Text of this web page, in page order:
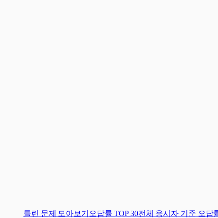
틀린 문제 모아보기 오답률 TOP 30전체 응시자 기준 오답